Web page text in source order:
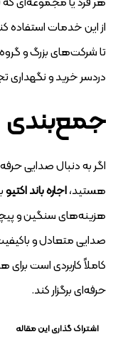
از این خدمات استفاده
تا شرکت‌های بزرگ و
دردسر خرید و
جمع‌بندی
اگر به دنبال صدایی
هستید،اجاره باند اکتیو
هزینه‌های سنگین و
صدایی متعادل و
کاملاً کاربردی است
حرفه‌ای برگزار کند.
اشتراک گذاری این مقاله